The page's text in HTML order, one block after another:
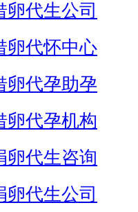
卵代生公司
卵代怀中心
卵代孕助孕
卵代孕机构
卵代生咨询
卵代生公司